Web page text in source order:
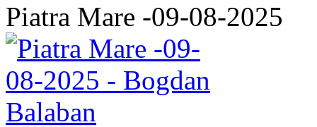
Piatra Mare -09-08-2025